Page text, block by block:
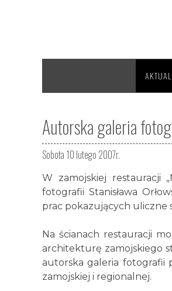
Autorska galeria
Sobota 10 lutego 2007r.
W zamojskiej restauracji
fotografii Stanisława
prac pokazujących uliczne
Na ścianach restauracji
architekturę zamojskiego
autorska galeria fotografii
zamojskiej i regionalnej.